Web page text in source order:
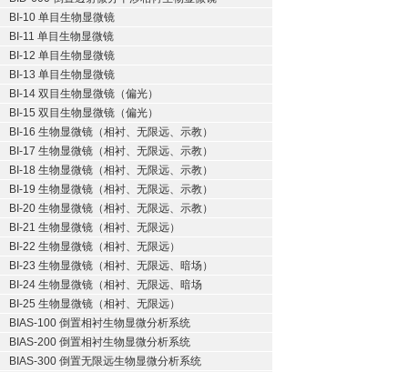
BI-10 单目生物显微镜
BI-11 单目生物显微镜
BI-12 单目生物显微镜
BI-13 单目生物显微镜
BI-14 双目生物显微镜（偏光）
BI-15 双目生物显微镜（偏光）
BI-16 生物显微镜（相衬、无限远、示教）
BI-17 生物显微镜（相衬、无限远、示教）
BI-18 生物显微镜（相衬、无限远、示教）
BI-19 生物显微镜（相衬、无限远、示教）
BI-20 生物显微镜（相衬、无限远、示教）
BI-21 生物显微镜（相衬、无限远）
BI-22 生物显微镜（相衬、无限远）
BI-23 生物显微镜（相衬、无限远、暗场）
BI-24 生物显微镜（相衬、无限远、暗场
BI-25 生物显微镜（相衬、无限远）
BIAS-100 倒置相衬生物显微分析系统
BIAS-200 倒置相衬生物显微分析系统
BIAS-300 倒置无限远生物显微分析系统